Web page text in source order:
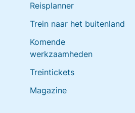
Reisplanner
Trein naar het buitenland
Komende
werkzaamheden
Treintickets
Magazine